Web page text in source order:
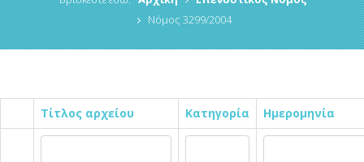
Νόμος 3299/2004
Τίτλος αρχείου Κατηγορία Ημερομηνία